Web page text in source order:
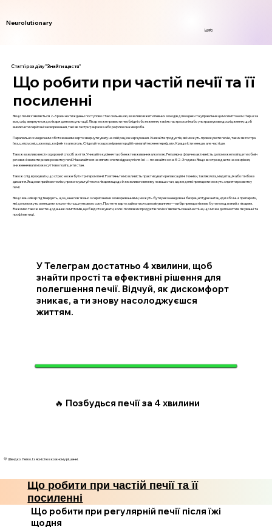
Neurolutionary
Login
Статті розділу "Знайти щастя"
Що робити при частій печії та її
посиленні
Якщо печія з'являється 2–3 рази на тиждень і поступово стає сильнішою, важливо вжити певних заходів для оцінки та управління цим симптомом. Перш за
все, слід звернутися до лікаря для консультації. Лікар може провести необхідні обстеження, такі як гастроскопія або ультразвукове дослідження, щоб
виключити серйозні захворювання, такі як гастрит, виразка або рефлюксна хвороба.
Паралельно з медичним обстеженням варто звернути увагу на свій раціон харчування. Уникайте продуктів, які можуть провокувати печію, таких як гостра
їжа, цитрусові, шоколад, кофеїн та алкоголь. Слідкуйте за розмірами порцій і намагайтеся не переїдати. Краще їсти менше, але частіше.
Також важливо вести здоровий спосіб життя. Уникайте куріння та обмежте вживання алкоголю. Регулярна фізична активність допоможе поліпшити обмін
речовин і знизити ризик розвитку печії. Намагайтеся не лягати спати відразу після їжі — почекайте хоча б 2–3 години. Якщо ви страждаєте на ожиріння,
зниження ваги може суттєво поліпшити стан.
Також слід врахувати, що стрес може бути тригером печії. Розгляньте можливість практикувати релаксаційні техніки, такі як йога, медитація або глибоке
дихання. Якщо ви приймаєте ліки, проконсультуйтеся з лікарем щодо їх можливого впливу на ваш стан, адже деякі препарати можуть сприяти розвитку
печії.
Якщо ваш лікар підтвердить, що це не пов'язано з серйозними захворюваннями, можуть бути рекомендовані безрецептурні антациди або інші препарати,
які допоможуть зменшити кислотність шлункового соку. Проте не варто займатися самолікуванням — вибір препаратів має бути погоджений з лікарем.
Важливо також вести щоденник симптомів, щоб відстежувати, коли і після яких продуктів печія з'являється найчастіше, що може допомогти в лікуванні та
профілактиці.
У Телеграм достатньо 4 хвилини, щоб
знайти прості та ефективні рішення для
полегшення печії. Відчуй, як дискомфорт
зникає, а ти знову насолоджуєшся
життям.
🔥 Позбудься печії за 4 хвилини
💛 Швидко. Легко. І з ясністю в кожному рішенні.
Що робити при частій печії та її
посиленні
Що робити при регулярній печії після їжі
щодня